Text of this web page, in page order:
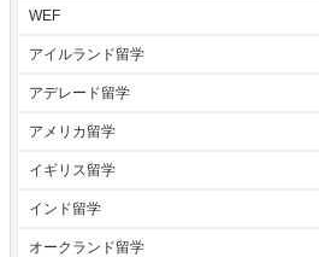
WEF
アイルランド留学
アデレード留学
アメリカ留学
イギリス留学
インド留学
オークランド留学